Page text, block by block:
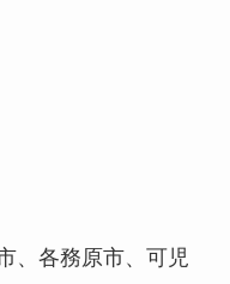
、各務原市、可児